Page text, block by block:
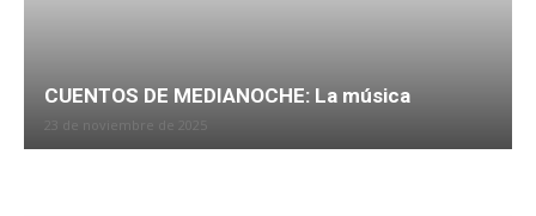
CUENTOS DE MEDIANOCHE: La música
23 de noviembre de 2025